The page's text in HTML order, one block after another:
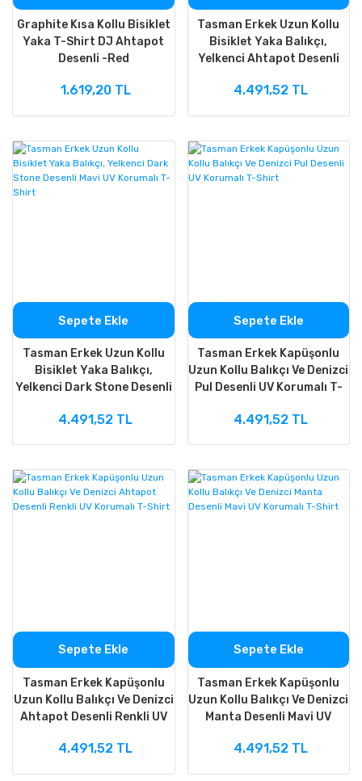
Graphite Kısa Kollu Bisiklet
Yaka T-Shirt DJ Ahtapot
Desenli -Red
1.619,20 TL
Tasman Erkek Uzun Kollu
Bisiklet Yaka Balıkçı,
Yelkenci Ahtapot Desenli
4.491,52 TL
Sepete Ekle
Tasman Erkek Uzun Kollu
Bisiklet Yaka Balıkçı,
Yelkenci Dark Stone Desenli
4.491,52 TL
Sepete Ekle
Tasman Erkek Kapüşonlu
Uzun Kollu Balıkçı Ve Denizci
Pul Desenli UV Korumalı T-
4.491,52 TL
Sepete Ekle
Tasman Erkek Kapüşonlu
Uzun Kollu Balıkçı Ve Denizci
Ahtapot Desenli Renkli UV
4.491,52 TL
Sepete Ekle
Tasman Erkek Kapüşonlu
Uzun Kollu Balıkçı Ve Denizci
Manta Desenli Mavi UV
4.491,52 TL